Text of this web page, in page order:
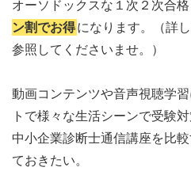
オーソドックスな１次２次合
ン割でお得になります。（詳
参照してくださいませ。）
動画コンテンツや音声視聴学
トで様々な生活シーンで受験
中小企業診断士通信講座を比
ておきたい。